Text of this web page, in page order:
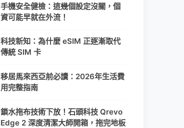
手機安全健檢：這幾個設定沒關，個
資可能早就在外流！
科技新知：為什麼 eSIM 正逐漸取代
傳統 SIM 卡
移居馬來西亞前必讀：2026年生活費
用完整指南
鎖水拖布技術下放！石頭科技 Qrevo
Edge 2 深度清潔大師開箱，拖完地板